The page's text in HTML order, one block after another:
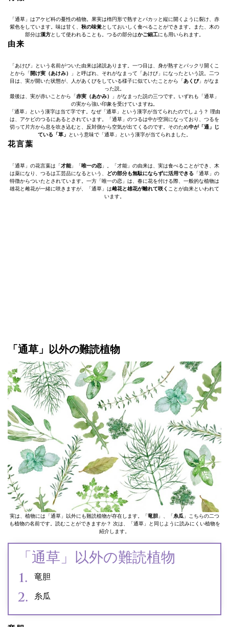
「通草」はアケビ科の蔓性の植物。果実は楕円形で熟すとパカッと縦に開くように裂け、赤
紫色をしています。味は甘く、 秋の味覚としておいしく食べることができます。また、木の
部分は漢方として使われることも。つるの部分はかご細工にも用いられます。
由来
「あけび」という名前がついた由来は諸説あります。一つ目は、身が熟すとパックリ開くこ
とから「開け実（あけみ）
」と呼ばれ、それがなまって「あけび」になったという説。二つ
目は、実が開いた状態が、人があくびをしている様子に似ていたことから「あくび」がなま
った説。
最後は、実が赤いことから「赤実（あかみ）
」がなまった説の三つです。いずれも「通草」
の実から強い印象を受けていますね。
「通草」という漢字は当て字です。なぜ「通草」という漢字が当てられたのでしょう？ 理由
は、アケビのつるにあるとされています。「通草」のつるは中が空洞になっており、つるを
切って片方から息を吹き込むと、反対側から空気が出てくるのです。そのため中が「通」じ
ている「草」
という意味で「通草」という漢字が当てられました。
花言葉
「通草」の花言葉は「才能 」「唯一の恋 」。「才能」の由来は、実は食べることができ、木
は薬になり、つるは工芸品になるという、 どの部分も無駄にならずに活用できる 「通草」の
特徴からついたとされています。一方「唯一の恋」は、春に花を付ける際、一般的な植物は
雄花と雌花が一緒に咲きますが、「通草」は雌花と雄花が離れて咲く ことが由来といわれて
います。
「通草」以外の難読植物
実は、植物には「通草」以外にも難読植物が存在します。「竜胆 」、「糸瓜 」こちらの二つ
も植物の名前です。読むことができますか？ 次は、「通草」と同じように読みにくい植物を
紹介します。
「通草」以外の難読植物
竜胆
糸瓜